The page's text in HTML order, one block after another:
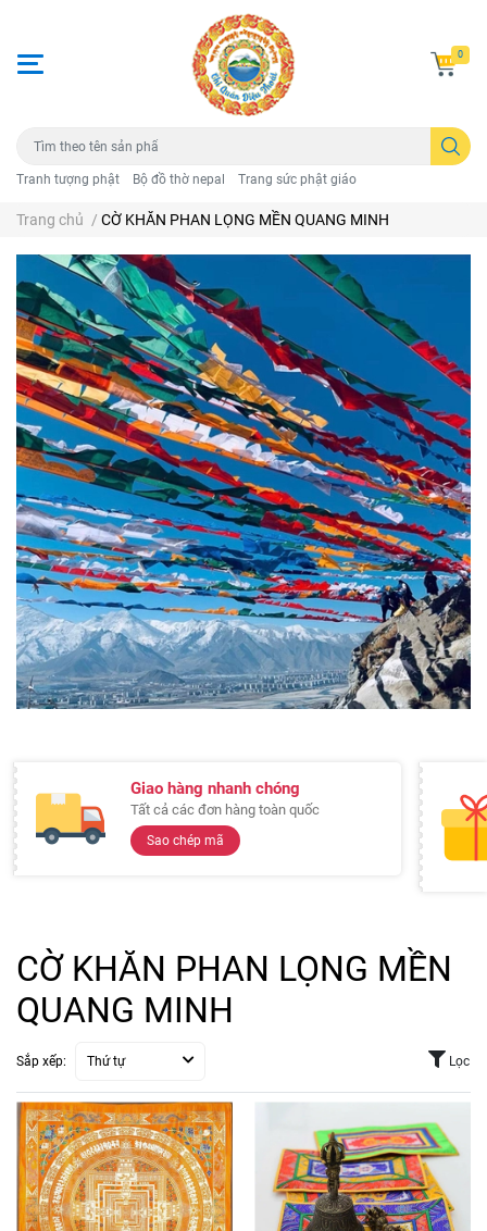
Tranh tượng phật Bộ đồ thờ nepal Trang sức phật giáo
0
Trang chủ / CỜ KHĂN PHAN LỌNG MỀN QUANG MINH
Giao hàng nhanh chóng
Tất cả các đơn hàng toàn quốc
Sao chép mã
CỜ KHĂN PHAN LỌNG MỀN
QUANG MINH
Sắp xếp: Thứ tự Lọc